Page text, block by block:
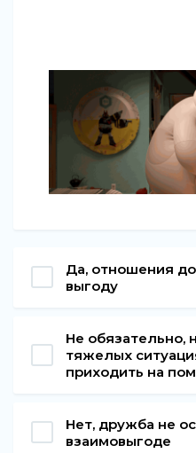
Да, отношения
выгоду
Не обязательно,
тяжелых
приходить на
Нет, дружба не
взаимовыгоде